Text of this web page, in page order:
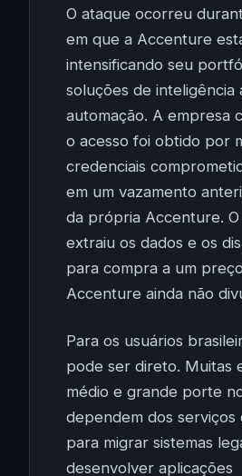
O ataque ocorreu
em que a Accenture
intensificando seu
soluções de inteligência
automação. A empresa
o acesso foi obtido por
credenciais
em um vazamento
da própria Accenture.
extraiu os dados e os
para compra a um
Accenture ainda não
Para os usuários
pode ser direto. Muitas
médio e grande porte
dependem dos serviços
para migrar sistemas
desenvolver aplicações